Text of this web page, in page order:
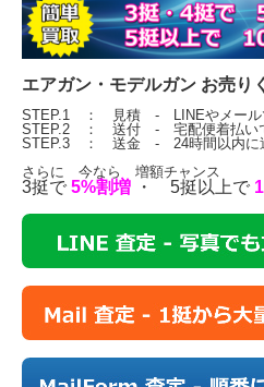
エアガン・モデルガン お売り
STEP.1 ： 見積 - LINEやメール
STEP.2 ： 送付 - 宅配便着払い
STEP.3 ： 送金 - 24時間以内に
さらに 今なら 増額チャンス
3挺で 5%割増 ・ 5挺以上で